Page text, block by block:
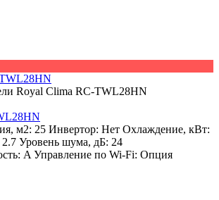
м2: 25 Инвертор: Нет Охлаждение, кВт:
2.7 Уровень шума, дБ: 24
A Управление по Wi-Fi: Опция